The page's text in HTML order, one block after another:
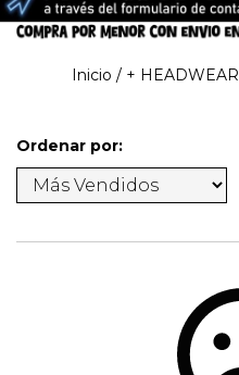
Inicio / + HEADWEAR
Ordenar por: